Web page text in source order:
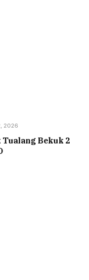
2026
Tualang Bekuk 2